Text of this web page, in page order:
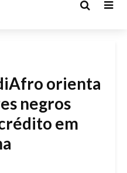
orienta
negros
em